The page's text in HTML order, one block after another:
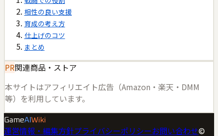
相性の良い支援
育成の考え方
仕上げのコツ
まとめ
PR関連商品・ストア
本サイトはアフィリエイト広告（Amazon・楽天・DMM
等）を利用しています。
GameAI Wiki
運営情報・編集方針プライバシーポリシーお問い合わせ©